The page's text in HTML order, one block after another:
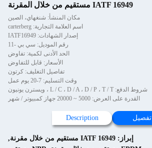
IATF 16949 مستقيم من خلال المقرنة
مكان المنشأ: شنغهاي، الصين
اسم العلامة التجارية: carterberg
إصدار الشهادات: IATF16949
رقم الموديل: سي بي -11
الحد الأدنى لكمية: تفاوض
الأسعار: قابل للتفاوض
تفاصيل التغليف: كرتون
وقت التسليم: 7-20 يوم عمل
شروط الدفع: L / C ، D / A ، D / P ، T / T ، ويسترن يونيون
القدرة على العرض: 5000 ~ 20000 جهاز كمبيوتر / شهر
تفصيل Description
إبراز: IATF 16949 مستقيم من خلال مقرنة
,